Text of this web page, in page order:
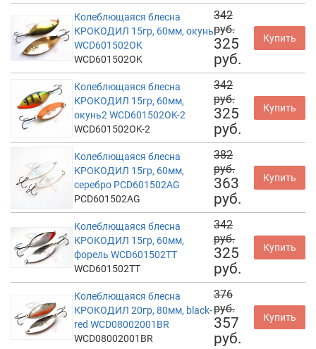
Колеблющаяся блесна
КРОКОДИЛ 15гр, 60мм, окунь
WCD601502OK
WCD601502OK
342
руб.
325
руб.
Купить
Колеблющаяся блесна
КРОКОДИЛ 15гр, 60мм,
окунь2 WCD601502OK-2
WCD601502OK-2
342
руб.
325
руб.
Купить
Колеблющаяся блесна
КРОКОДИЛ 15гр, 60мм,
серебро PCD601502AG
PCD601502AG
382
руб.
363
руб.
Купить
Колеблющаяся блесна
КРОКОДИЛ 15гр, 60мм,
форель WCD601502TT
WCD601502TT
342
руб.
325
руб.
Купить
Колеблющаяся блесна
КРОКОДИЛ 20гр, 80мм, black-
red WCD08002001BR
WCD08002001BR
376
руб.
357
руб.
Купить